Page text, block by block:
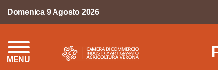
Domenica 9 Agosto 2026
MENU